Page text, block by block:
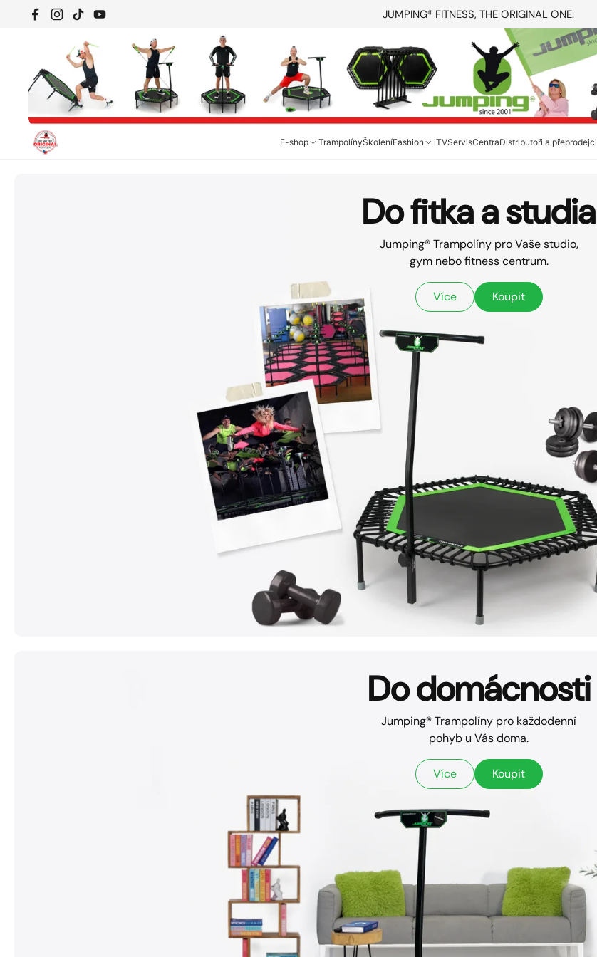
Přeskočit na obsah
Facebook
Instagram
TikTokYouTube
JUMPING® FITNESS, THE ORIGINAL ONE.
E-shop TrampolínyŠkoleníFashion iTVServisCentraDistributoři a přeprodejci
Do fitka a studia
Jumping® Trampolíny pro Vaše studio,
gym nebo fitness centrum.
Více Koupit
Do domácnosti
Jumping® Trampolíny pro každodenní
pohyb u Vás doma.
Více Koupit